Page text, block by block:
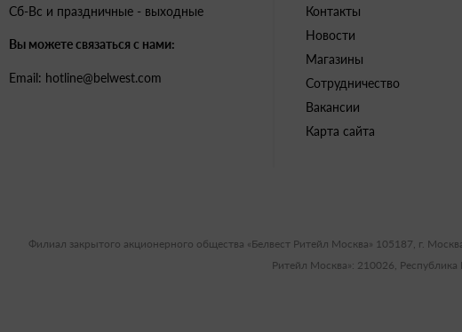
Сб-Вс и праздничные - выходные
Вы можете связаться с нами:
Email: hotline@belwest.com
Контакты
Новости
Магазины
Сотрудничество
Вакансии
Карта сайта
Филиал закрытого акционерного общества «Белвест Ритейл Москва» 105187, г.
Ритейл Москва»: 210026,